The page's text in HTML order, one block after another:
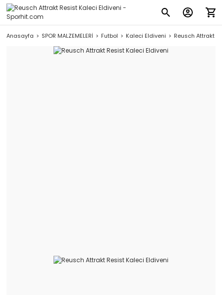
Anasayfa SPOR MALZEMELERİ Futbol Kaleci Eldiveni Reusch Attrakt